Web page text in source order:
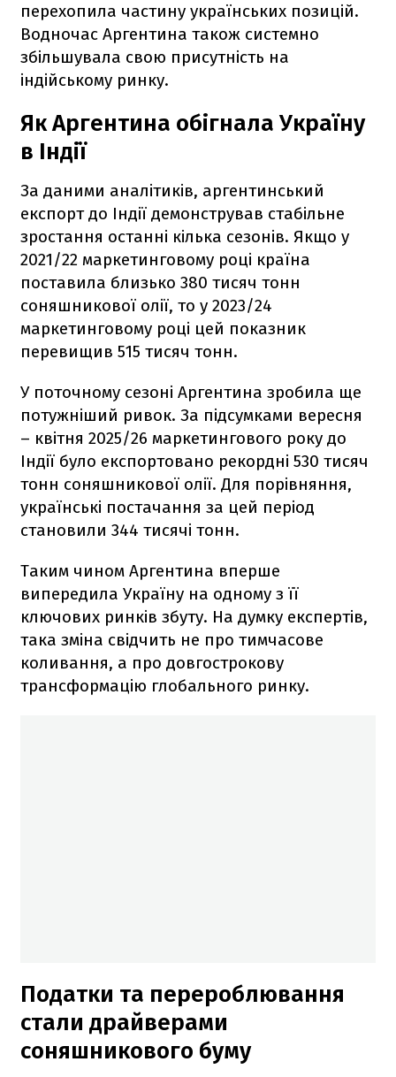
перехопила частину українських позицій.
Водночас Аргентина також системно
збільшувала свою присутність на
індійському ринку.
Як Аргентина обігнала Україну
в Індії
За даними аналітиків, аргентинський
експорт до Індії демонстрував стабільне
зростання останні кілька сезонів. Якщо у
2021/22 маркетинговому році країна
поставила близько 380 тисяч тонн
соняшникової олії, то у 2023/24
маркетинговому році цей показник
перевищив 515 тисяч тонн.
У поточному сезоні Аргентина зробила ще
потужніший ривок. За підсумками вересня
– квітня 2025/26 маркетингового року до
Індії було експортовано рекордні 530 тисяч
тонн соняшникової олії. Для порівняння,
українські постачання за цей період
становили 344 тисячі тонн.
Таким чином Аргентина вперше
випередила Україну на одному з її
ключових ринків збуту. На думку експертів,
така зміна свідчить не про тимчасове
коливання, а про довгострокову
трансформацію глобального ринку.
Податки та перероблювання
стали драйверами
соняшникового буму